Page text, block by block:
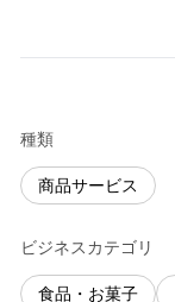
種類
商品サービス
ビジネスカテゴリ
食品・お菓子